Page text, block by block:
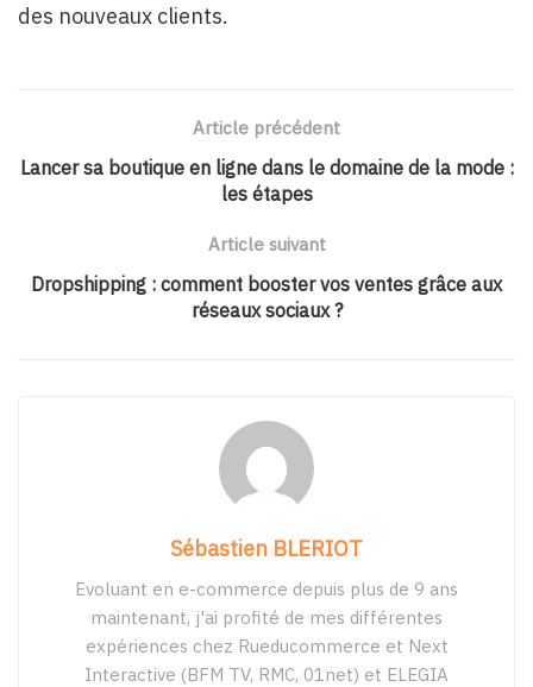
des nouveaux clients.
Article précédent
Lancer sa boutique en ligne dans le domaine de la mode :
les étapes
Article suivant
Dropshipping : comment booster vos ventes grâce aux
réseaux sociaux ?
Sébastien BLERIOT
Evoluant en e-commerce depuis plus de 9 ans
maintenant, j'ai profité de mes différentes
expériences chez Rueducommerce et Next
Interactive (BFM TV, RMC, 01net) et ELEGIA